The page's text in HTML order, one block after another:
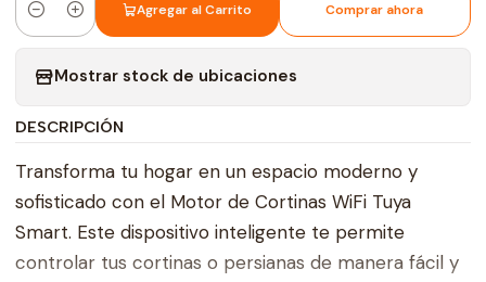
Cantidad
Agregar al Carrito Comprar ahora
Mostrar stock de ubicaciones
DESCRIPCIÓN
Transforma tu hogar en un espacio moderno y
sofisticado con el Motor de Cortinas WiFi Tuya
Smart. Este dispositivo inteligente te permite
controlar tus cortinas o persianas de manera fácil y